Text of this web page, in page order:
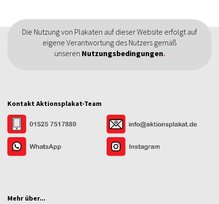
Die Nutzung von Plakaten auf dieser Website erfolgt auf
eigene Verantwortung des Nutzers gemäß
unseren Nutzungsbedingungen.
Kontakt Aktionsplakat-Team
Mehr über...